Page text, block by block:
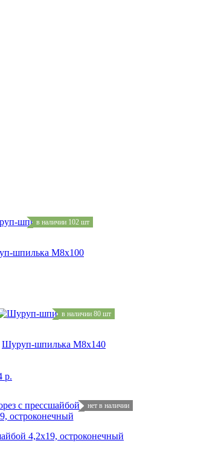
в наличии 102 шт
шпилька M8x100
в наличии 80 шт
Шуруп-шпилька M8x140
р.
нет в наличии
4,2х19, остроконечный